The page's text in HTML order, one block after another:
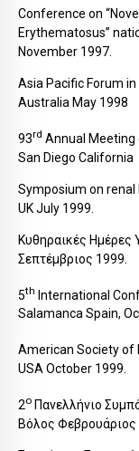
Conference on
Erythematosus”
November 1997.
Asia Pacific Forum
Australia May 1998
93rd Annual Meeting
San Diego California
Symposium on renal
UK July 1999.
Κυθηραικές Ημέρες
Σεπτέμβριος 1999.
5th International
Salamanca Spain,
American Society of
USA October 1999.
2ο Πανελλήνιο
Βόλος Φεβρουάριος